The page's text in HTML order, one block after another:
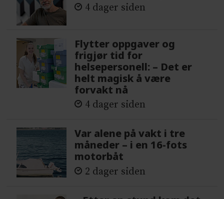
4 dager siden
Flytter oppgaver og
frigjør tid for
helsepersonell: – Det er
helt magisk å være
forvakt nå
4 dager siden
Var alene på vakt i tre
måneder – i en 16-fots
motorbåt
2 dager siden